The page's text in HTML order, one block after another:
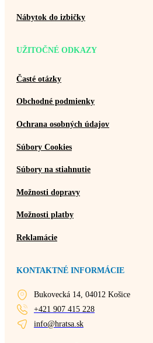
Nábytok do izbičky
UŽITOČNÉ ODKAZY
Časté otázky
Obchodné podmienky
Ochrana osobných údajov
Súbory Cookies
Súbory na stiahnutie
Možnosti dopravy
Možnosti platby
Reklamácie
KONTAKTNÉ INFORMÁCIE
Bukovecká 14, 04012 Košice
+421 907 415 228
info@hratsa.sk